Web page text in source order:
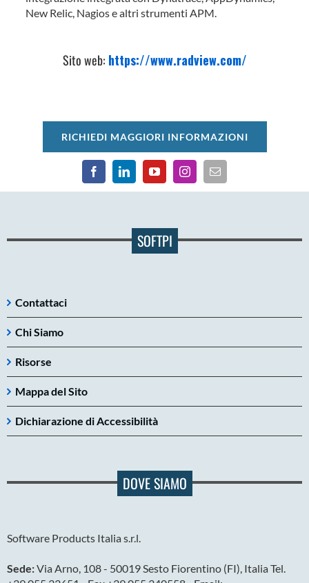
New Relic, Nagios e altri strumenti APM.
Sito web: https://www.radview.com/
RICHIEDI MAGGIORI INFORMAZIONI
SOFTPI
Contattaci
Chi Siamo
Risorse
Mappa del Sito
Dichiarazione di Accessibilità
DOVE SIAMO
Software Products Italia s.r.l.
Sede:Via Arno, 108 - 50019 Sesto Fiorentino (FI), Italia Tel.